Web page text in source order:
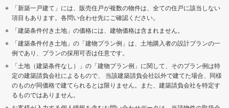
「新築一戸建て」には、販売住戸が複数の物件は、全ての住戸に該当しない
項目もあります。各問い合わせ先にご確認ください。
「建築条件付き土地」の価格には、建物価格は含まれません。
「建築条件付き土地」の「建物プラン例」は、土地購入者の設計プランの一
例であり、プランの採用可否は任意です。
「土地（建築条件なし）」の「建物プラン例」に関して、そのプラン例は特
定の建築請負会社によるもので、 当該建築請負会社以外で建てた場合、同様
のものが同価格で建てられるとは限りません。また、建築請負会社を特定す
るものではありません。